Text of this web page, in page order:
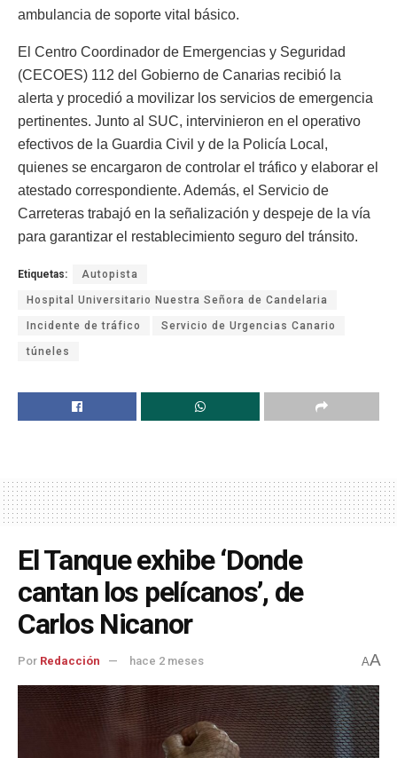
ambulancia de soporte vital básico.
El Centro Coordinador de Emergencias y Seguridad
(CECOES) 112 del Gobierno de Canarias recibió la
alerta y procedió a movilizar los servicios de emergencia
pertinentes. Junto al SUC, intervinieron en el operativo
efectivos de la Guardia Civil y de la Policía Local,
quienes se encargaron de controlar el tráfico y elaborar el
atestado correspondiente. Además, el Servicio de
Carreteras trabajó en la señalización y despeje de la vía
para garantizar el restablecimiento seguro del tránsito.
Etiquetas: Autopista
Hospital Universitario Nuestra Señora de Candelaria
Incidente de tráfico Servicio de Urgencias Canario
túneles
El Tanque exhibe ‘Donde
cantan los pelícanos’, de
Carlos Nicanor
Por Redacción hace 2 meses AA